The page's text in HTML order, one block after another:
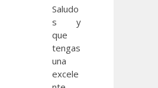
Saludo
s y
que
tengas
una
excele